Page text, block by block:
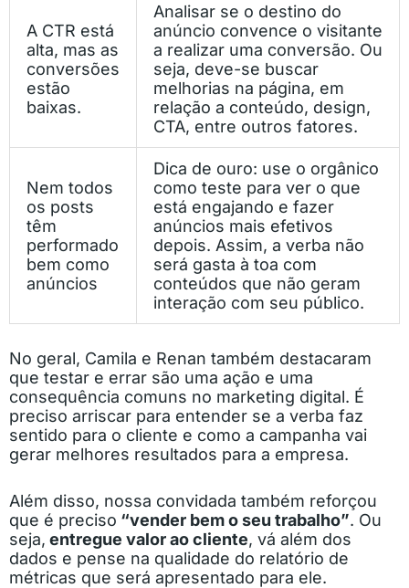
A CTR está
alta, mas as
conversões
estão
baixas.
Analisar se o destino do
anúncio convence o visitante
a realizar uma conversão. Ou
seja, deve-se buscar
melhorias na página, em
relação a conteúdo, design,
CTA, entre outros fatores.
Nem todos
os posts
têm
performado
bem como
anúncios
Dica de ouro: use o orgânico
como teste para ver o que
está engajando e fazer
anúncios mais efetivos
depois. Assim, a verba não
será gasta à toa com
conteúdos que não geram
interação com seu público.
No geral, Camila e Renan também destacaram
que testar e errar são uma ação e uma
consequência comuns no marketing digital. É
preciso arriscar para entender se a verba faz
sentido para o cliente e como a campanha vai
gerar melhores resultados para a empresa.
Além disso, nossa convidada também reforçou
que é preciso “vender bem o seu trabalho”. Ou
seja, entregue valor ao cliente, vá além dos
dados e pense na qualidade do relatório de
métricas que será apresentado para ele.